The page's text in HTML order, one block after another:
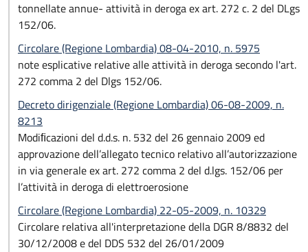
tonnellate annue- attività in deroga ex art. 272 c. 2 del DLgs
152/06.
Circolare (Regione Lombardia) 08-04-2010, n. 5975
note esplicative relative alle attività in deroga secondo l'art.
272 comma 2 del Dlgs 152/06.
Decreto dirigenziale (Regione Lombardia) 06-08-2009, n.
8213
Modiﬁcazioni del d.d.s. n. 532 del 26 gennaio 2009 ed
approvazione dell’allegato tecnico relativo all’autorizzazione
in via generale ex art. 272 comma 2 del d.lgs. 152/06 per
l’attività in deroga di elettroerosione
Circolare (Regione Lombardia) 22-05-2009, n. 10329
Circolare relativa all'interpretazione della DGR 8/8832 del
30/12/2008 e del DDS 532 del 26/01/2009